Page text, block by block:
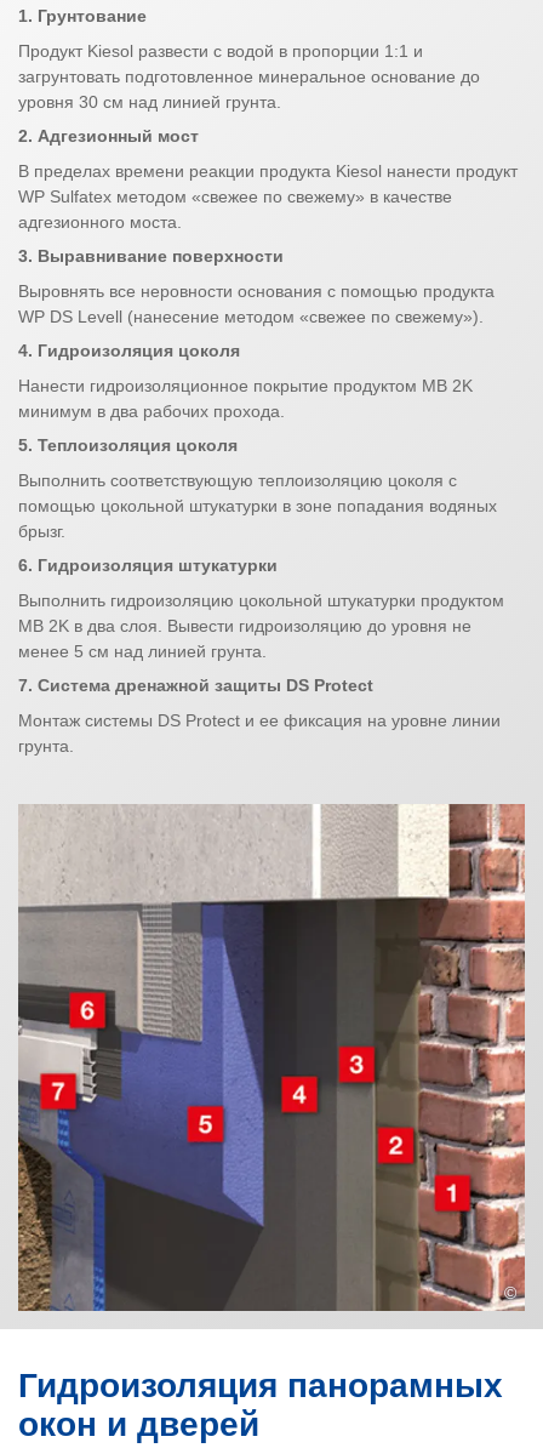
1. Грунтование
Продукт Kiesol развести с водой в пропорции 1:1 и
загрунтовать подготовленное минеральное основание до
уровня 30 см над линией грунта.
2. Адгезионный мост
В пределах времени реакции продукта Kiesol нанести продукт
WP Sulfatex методом «свежее по свежему» в качестве
адгезионного моста.
3. Выравнивание поверхности
Выровнять все неровности основания с помощью продукта
WP DS Levell (нанесение методом «свежее по свежему»).
4. Гидроизоляция цоколя
Нанести гидроизоляционное покрытие продуктом MB 2K
минимум в два рабочих прохода.
5. Теплоизоляция цоколя
Выполнить соответствующую теплоизоляцию цоколя с
помощью цокольной штукатурки в зоне попадания водяных
брызг.
6. Гидроизоляция штукатурки
Выполнить гидроизоляцию цокольной штукатурки продуктом
MB 2K в два слоя. Вывести гидроизоляцию до уровня не
менее 5 см над линией грунта.
7. Система дренажной защиты DS Protect
Монтаж системы DS Protect и ее фиксация на уровне линии
грунта.
©
Гидроизоляция панорамных
окон и дверей